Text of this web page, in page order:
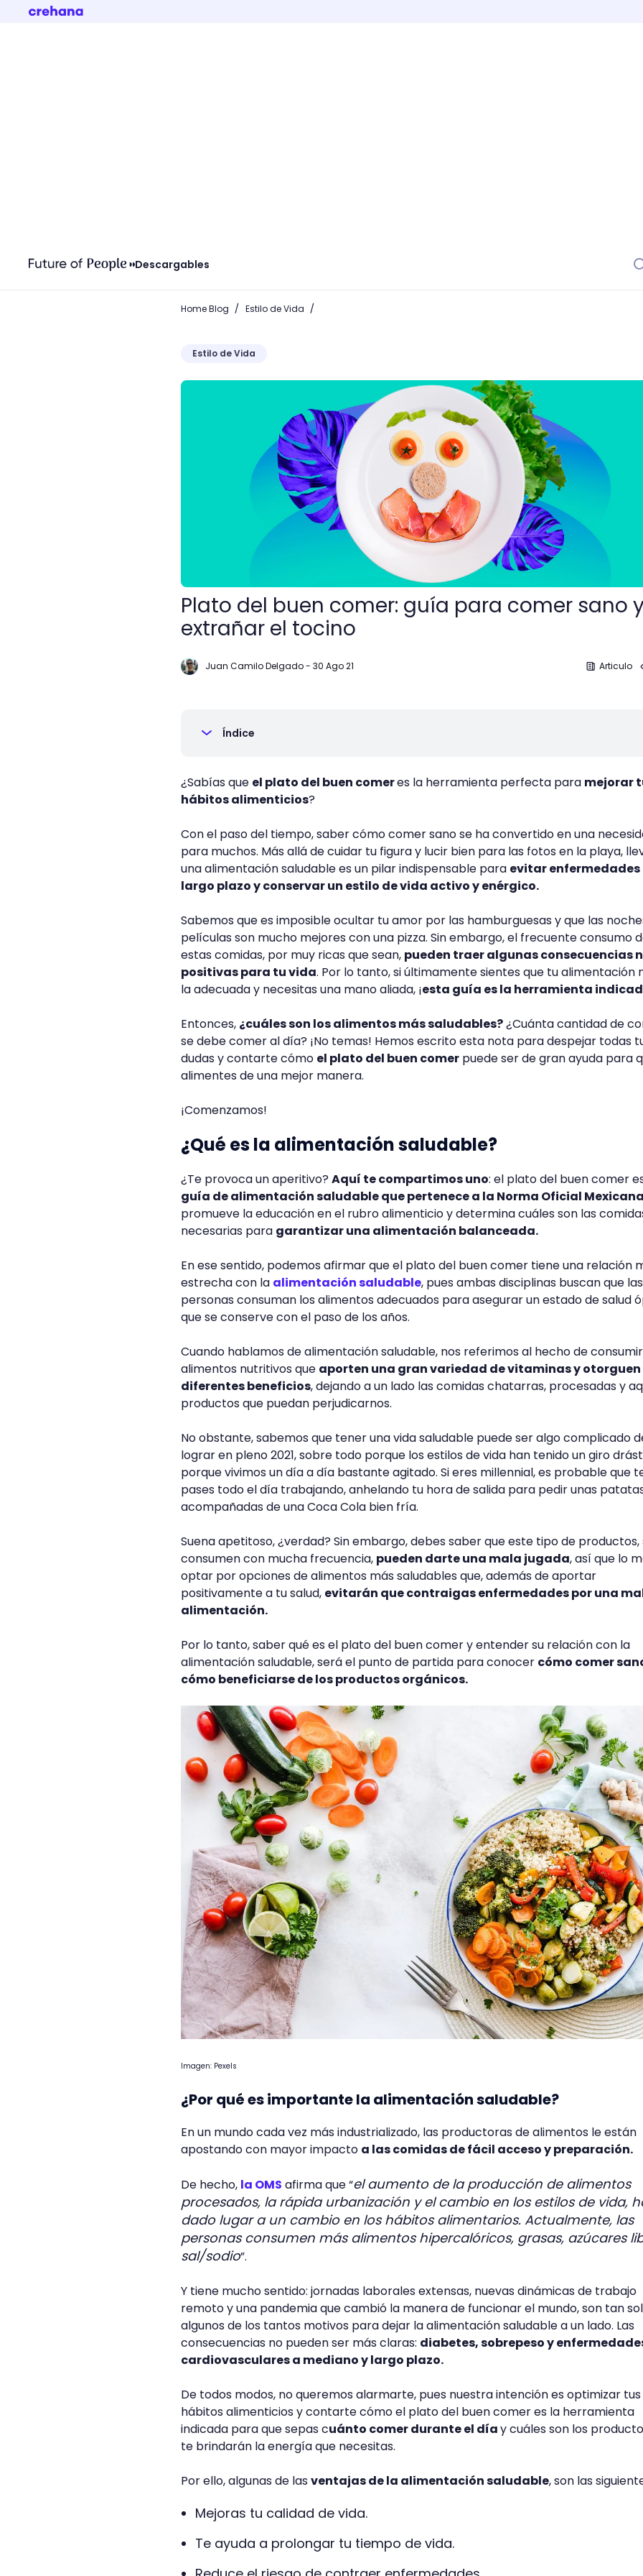
Descargables
Home Blog / Estilo de Vida /
Estilo de Vida
Plato del buen comer: guía para comer sano y no extrañar el tocino
Plato del buen comer: guía para comer sano
extrañar el tocino
Juan Camilo Delgado- 30 Ago 21 Articulo
Índice
¿Sabías que el plato del buen comeres la herramienta perfecta para mejorar
hábitos alimenticios?
Con el paso del tiempo, saber cómo comer sano se ha convertido en una
para muchos. Más allá de cuidar tu figura y lucir bien para las fotos en la playa,
una alimentación saludable es un pilar indispensable para evitar enfermedades
largo plazo y conservar un estilo de vida activo y enérgico.
Sabemos que es imposible ocultar tu amor por las hamburguesas y que las
películas son mucho mejores con una pizza. Sin embargo, el frecuente consumo
estas comidas, por muy ricas que sean, pueden traer algunas consecuencias
positivas para tu vida. Por lo tanto, si últimamente sientes que tu alimentación
la adecuada y necesitas una mano aliada, ¡esta guía es la herramienta
Entonces, ¿cuáles son los alimentos más saludables?¿Cuánta cantidad de
se debe comer al día? ¡No temas! Hemos escrito esta nota para despejar todas
dudas y contarte cómo el plato del buen comer puede ser de gran ayuda para
alimentes de una mejor manera.
¡Comenzamos!
¿Qué es la alimentación saludable?
¿Te provoca un aperitivo? Aquí te compartimos uno: el plato del buen comer
guía de alimentación saludable que pertenece a la Norma Oficial
promueve la educación en el rubro alimenticio y determina cuáles son las
necesarias para garantizar una alimentación balanceada.
En ese sentido, podemos afirmar que el plato del buen comer tiene una relación
estrecha con la alimentación saludable, pues ambas disciplinas buscan que las
personas consuman los alimentos adecuados para asegurar un estado de salud
que se conserve con el paso de los años.
Cuando hablamos de alimentación saludable, nos referimos al hecho de consumir
alimentos nutritivos que aporten una gran variedad de vitaminas y otorguen
diferentes beneficios, dejando a un lado las comidas chatarras, procesadas y
productos que puedan perjudicarnos.
No obstante, sabemos que tener una vida saludable puede ser algo complicado
lograr en pleno 2021, sobre todo porque los estilos de vida han tenido un giro
porque vivimos un día a día bastante agitado. Si eres millennial, es probable que
pases todo el día trabajando, anhelando tu hora de salida para pedir unas
acompañadas de una Coca Cola bien fría.
Suena apetitoso, ¿verdad? Sin embargo, debes saber que este tipo de productos,
consumen con mucha frecuencia, pueden darte una mala jugada, así que lo
optar por opciones de alimentos más saludables que, además de aportar
positivamente a tu salud, evitarán que contraigas enfermedades por una
alimentación.
Por lo tanto, saber qué es el plato del buen comer y entender su relación con la
alimentación saludable, será el punto de partida para conocer cómo comer
cómo beneficiarse de los productos orgánicos.
Imagen: Pexels
¿Por qué es importante la alimentación saludable?
En un mundo cada vez más industrializado, las productoras de alimentos le están
apostando con mayor impacto a las comidas de fácil acceso y preparación.
De hecho, la OMS afirma que “el aumento de la producción de alimentos
procesados, la rápida urbanización y el cambio en los estilos de vida,
dado lugar a un cambio en los hábitos alimentarios. Actualmente, las
personas consumen más alimentos hipercalóricos, grasas, azúcares
sal/sodio”.
Y tiene mucho sentido: jornadas laborales extensas, nuevas dinámicas de trabajo
remoto y una pandemia que cambió la manera de funcionar el mundo, son tan
algunos de los tantos motivos para dejar la alimentación saludable a un lado. Las
consecuencias no pueden ser más claras: diabetes, sobrepeso y
cardiovasculares a mediano y largo plazo.
De todos modos, no queremos alarmarte, pues nuestra intención es optimizar tus
hábitos alimenticios y contarte cómo el plato del buen comer es la herramienta
indicada para que sepas cuánto comer durante el díay cuáles son los
te brindarán la energía que necesitas.
Por ello, algunas de lasventajas de la alimentación saludable, son las
Mejoras tu calidad de vida.
Te ayuda a prolongar tu tiempo de vida.